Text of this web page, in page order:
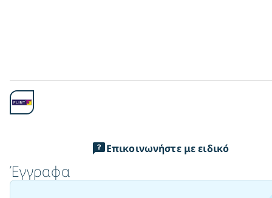
Επικοινωνήστε με ειδικό
Έγγραφα